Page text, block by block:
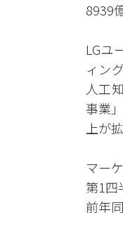
8939
LGユ
ィン
人工
事業
上が
マー
第1四
前年